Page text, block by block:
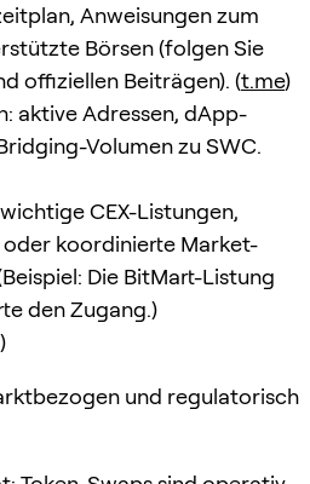
Anweisungen zum
Börsen (folgen Sie
offiziellen Beiträgen). (t.me)
aktive Adressen, dApp-
Volumen zu SWC.
CEX-Listungen,
koordinierte Market-
Die BitMart-Listung
den Zugang.)
)
und regulatorisch